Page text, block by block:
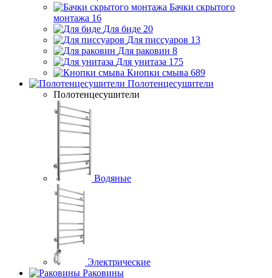
Бачки скрытого
монтажа 16
Для биде 20
Для писсуаров 13
Для раковин 8
Для унитаза 175
Кнопки смыва 689
Полотенцесушители
Полотенцесушители
Водяные
Электрические
Раковины